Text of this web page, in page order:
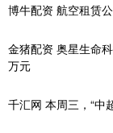
博牛配资 航空租赁
金猪配资 奥星生命
万元
千汇网 本周三，“中